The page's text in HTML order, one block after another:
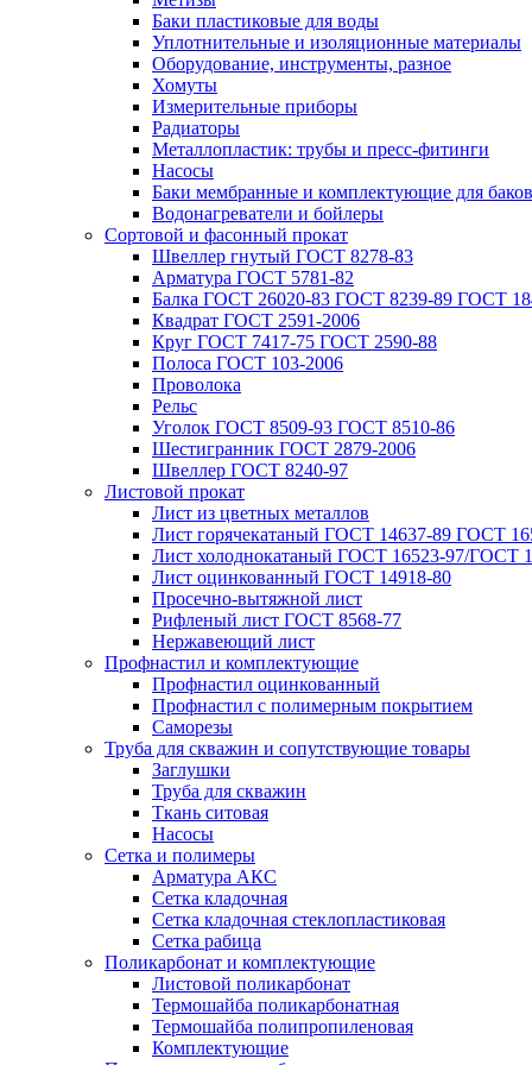
Баки пластиковые для воды
Уплотнительные и изоляционные материалы
Оборудование, инструменты, разное
Хомуты
Измерительные приборы
Радиаторы
Металлопластик: трубы и пресс-фитинги
Насосы
Баки мембранные и комплектующие для баков
Водонагреватели и бойлеры
Сортовой и фасонный прокат
Швеллер гнутый ГОСТ 8278-83
Арматура ГОСТ 5781-82
Балка ГОСТ 26020-83 ГОСТ 8239-89 ГОСТ
Квадрат ГОСТ 2591-2006
Круг ГОСТ 7417-75 ГОСТ 2590-88
Полоса ГОСТ 103-2006
Проволока
Рельс
Уголок ГОСТ 8509-93 ГОСТ 8510-86
Шестигранник ГОСТ 2879-2006
Швеллер ГОСТ 8240-97
Листовой прокат
Лист из цветных металлов
Лист горячекатаный ГОСТ 14637-89 ГОСТ
Лист холоднокатаный ГОСТ 16523-97/ГОСТ
Лист оцинкованный ГОСТ 14918-80
Просечно-вытяжной лист
Рифленый лист ГОСТ 8568-77
Нержавеющий лист
Профнастил и комплектующие
Профнастил оцинкованный
Профнастил с полимерным покрытием
Саморезы
Труба для скважин и сопутствующие товары
Заглушки
Труба для скважин
Ткань ситовая
Насосы
Сетка и полимеры
Арматура АКС
Сетка кладочная
Сетка кладочная стеклопластиковая
Сетка рабица
Поликарбонат и комплектующие
Листовой поликарбонат
Термошайба поликарбонатная
Термошайба полипропиленовая
Комплектующие